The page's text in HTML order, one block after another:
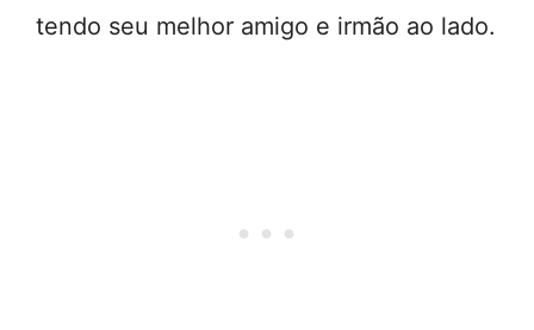
tendo seu melhor amigo e irmão ao lado.